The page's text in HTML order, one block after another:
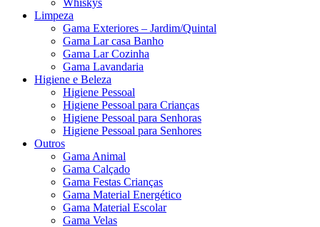
Whiskys
Limpeza
Gama Exteriores – Jardim/Quintal
Gama Lar casa Banho
Gama Lar Cozinha
Gama Lavandaria
Higiene e Beleza
Higiene Pessoal
Higiene Pessoal para Crianças
Higiene Pessoal para Senhoras
Higiene Pessoal para Senhores
Outros
Gama Animal
Gama Calçado
Gama Festas Crianças
Gama Material Energético
Gama Material Escolar
Gama Velas